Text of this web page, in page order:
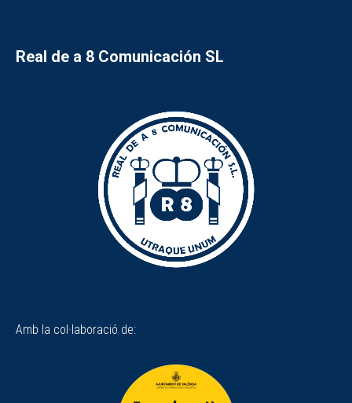
Real de a 8 Comunicación SL
Amb la col·laboració de: